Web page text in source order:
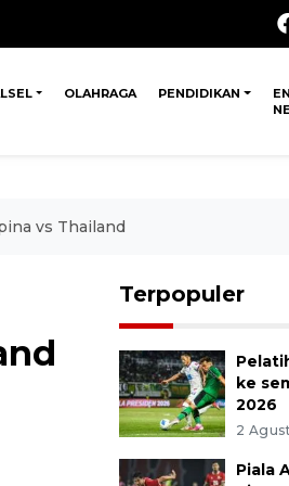
OLAHRAGA PENDIDIKAN
vs Thailand
Terpopuler
ke
2026
2
Piala